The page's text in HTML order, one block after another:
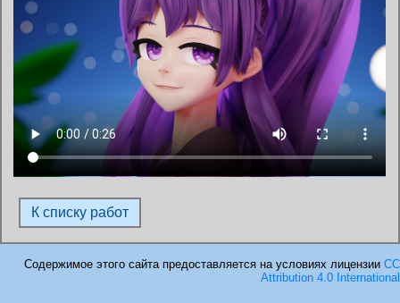
К списку работ
Cодержимое этого сайта предоставляется на условиях лицензии CC
Attribution 4.0 International